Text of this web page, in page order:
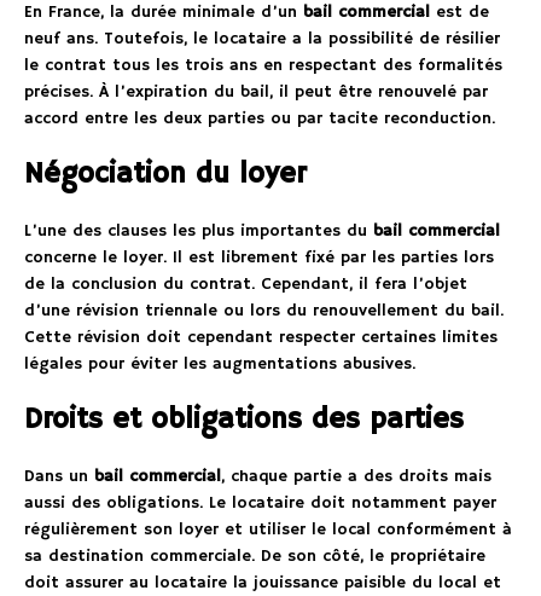
En France, la durée minimale d’un bail commercial est de
neuf ans. Toutefois, le locataire a la possibilité de résilier
le contrat tous les trois ans en respectant des formalités
précises. À l’expiration du bail, il peut être renouvelé par
accord entre les deux parties ou par tacite reconduction.
Négociation du loyer
L’une des clauses les plus importantes du bail commercial
concerne le loyer. Il est librement fixé par les parties lors
de la conclusion du contrat. Cependant, il fera l’objet
d’une révision triennale ou lors du renouvellement du bail.
Cette révision doit cependant respecter certaines limites
légales pour éviter les augmentations abusives.
Droits et obligations des parties
Dans un bail commercial, chaque partie a des droits mais
aussi des obligations. Le locataire doit notamment payer
régulièrement son loyer et utiliser le local conformément à
sa destination commerciale. De son côté, le propriétaire
doit assurer au locataire la jouissance paisible du local et